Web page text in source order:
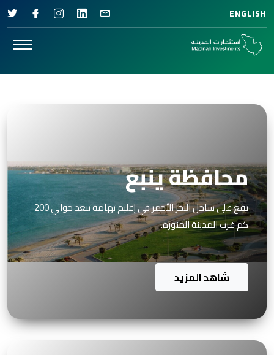
ENGLISH
محافظة ينبع
تقع على ساحل البحر الأحمر في إقليم تهامة تبعد حوالي 200
كم غرب المدينة المنورة.
شاهد المزيد